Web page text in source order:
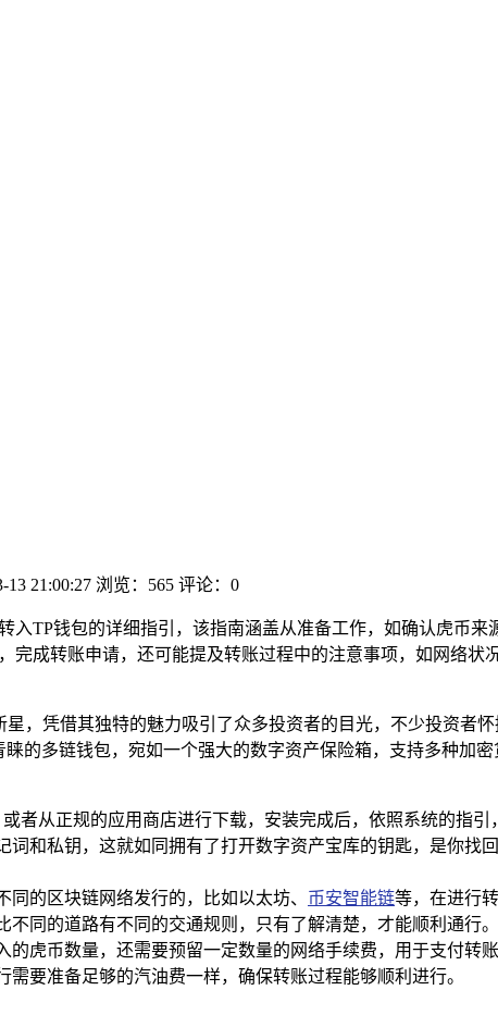
13 21:00:27 浏览：565 评论：0
入TP钱包的详细指引，该指南涵盖从准备工作，如确认虎币
成转账申请，还可能提及转账过程中的注意事项，如网络状
，凭借其独特的魅力吸引了众多投资者的目光，不少投资者
的多链钱包，宛如一个强大的数字资产保险箱，支持多种加
者从正规的应用商店进行下载，安装完成后，依照系统的指
和私钥，这就如同拥有了打开数字资产宝库的钥匙，是你找
同的区块链网络发行的，比如以太坊、 币安智能链等，在进行
同的道路有不同的交通规则，只有了解清楚，才能顺利通行。
的虎币数量，还需要预留一定数量的网络手续费，用于支付转
要准备足够的汽油费一样，确保转账过程能够顺利进行。